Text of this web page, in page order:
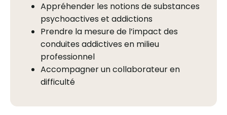
Appréhender les notions de substances
psychoactives et addictions
Prendre la mesure de l’impact des
conduites addictives en milieu
professionnel
Accompagner un collaborateur en
difficulté